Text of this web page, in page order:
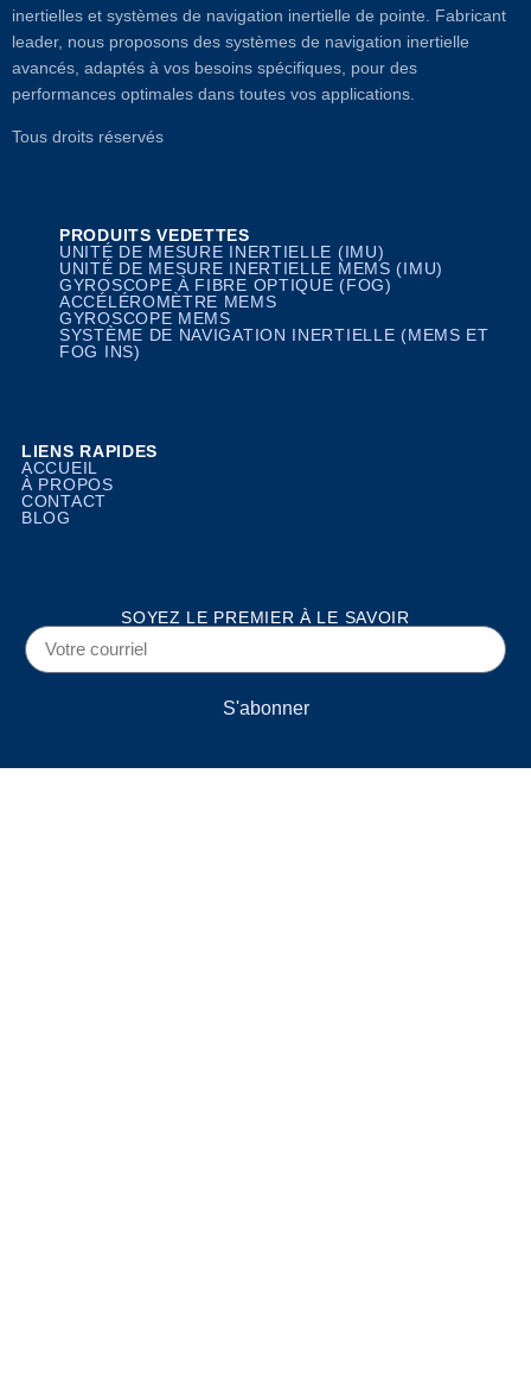
inertielles et systèmes de navigation inertielle de pointe. Fabricant
leader, nous proposons des systèmes de navigation inertielle
avancés, adaptés à vos besoins spécifiques, pour des
performances optimales dans toutes vos applications.
Tous droits réservés
PRODUITS VEDETTES
UNITÉ DE MESURE INERTIELLE (IMU)
UNITÉ DE MESURE INERTIELLE MEMS (IMU)
GYROSCOPE À FIBRE OPTIQUE (FOG)
ACCÉLÉROMÈTRE MEMS
GYROSCOPE MEMS
SYSTÈME DE NAVIGATION INERTIELLE (MEMS ET
FOG INS)
LIENS RAPIDES
ACCUEIL
À PROPOS
CONTACT
BLOG
SOYEZ LE PREMIER À LE SAVOIR
S'abonner